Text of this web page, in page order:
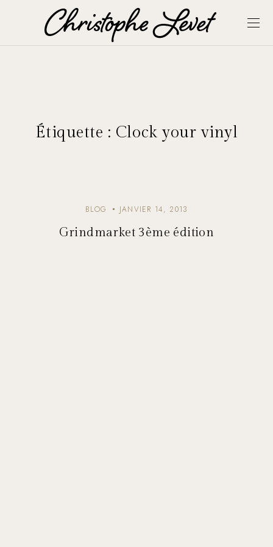
Étiquette : Clock your vinyl
BLOG JANVIER 14, 2013
Grindmarket 3ème édition